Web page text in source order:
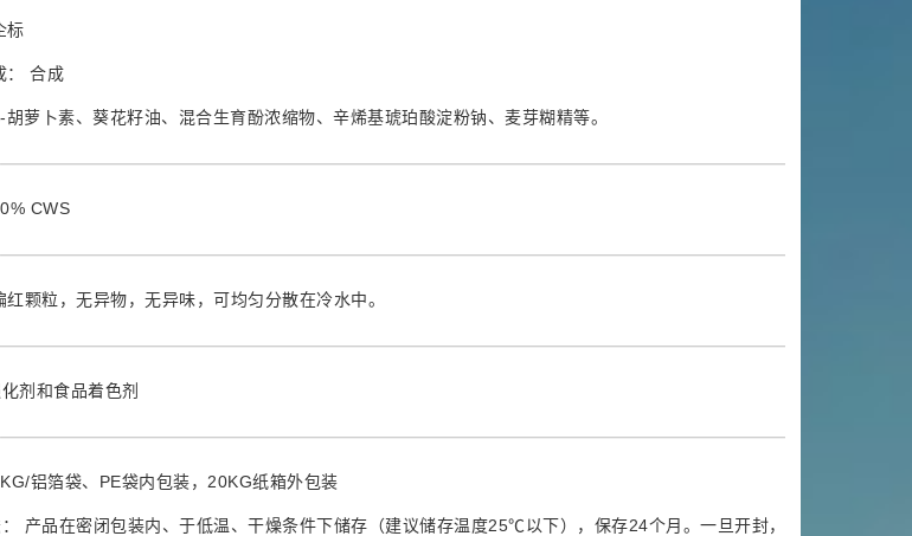
标
： 合成
胡萝卜素、葵花籽油、混合生育酚浓缩物、辛烯基琥珀酸淀粉钠、麦芽糊精等。
CWS
红颗粒，无异物，无异味，可均匀分散在冷水中。
剂和食品着色剂
铝箔袋、PE袋内包装，20KG纸箱外包装
产品在密闭包装内、于低温、干燥条件下储存（建议储存温度25℃以下），保存24个月。一旦开封，